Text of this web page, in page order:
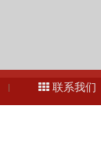
联系我们